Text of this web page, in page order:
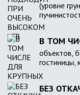
(уровне
В ТОМ
объектов,
гостиницы,
БЕЗ